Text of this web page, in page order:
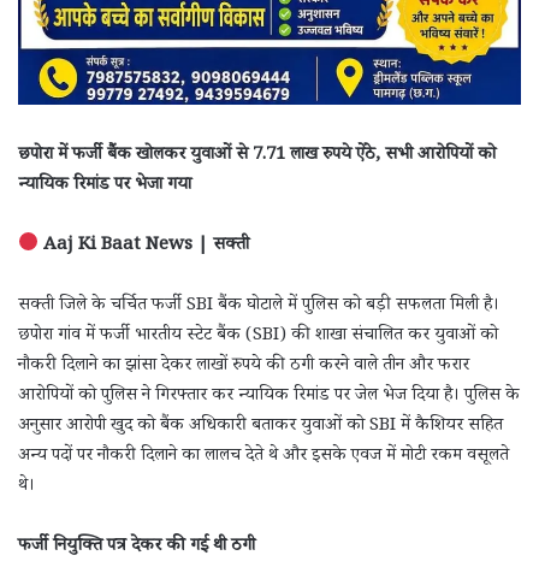
छपोरा में फर्जी बैंक खोलकर युवाओं से 7.71 लाख रुपये ऐंठे, सभी आरोपियों को
न्यायिक रिमांड पर भेजा गया
Aaj Ki Baat News | सक्ती
सक्ती जिले के चर्चित फर्जी SBI बैंक घोटाले में पुलिस को बड़ी सफलता मिली है।
छपोरा गांव में फर्जी भारतीय स्टेट बैंक (SBI) की शाखा संचालित कर युवाओं को
नौकरी दिलाने का झांसा देकर लाखों रुपये की ठगी करने वाले तीन और फरार
आरोपियों को पुलिस ने गिरफ्तार कर न्यायिक रिमांड पर जेल भेज दिया है। पुलिस के
अनुसार आरोपी खुद को बैंक अधिकारी बताकर युवाओं को SBI में कैशियर सहित
अन्य पदों पर नौकरी दिलाने का लालच देते थे और इसके एवज में मोटी रकम वसूलते
थे।
फर्जी नियुक्ति पत्र देकर की गई थी ठगी